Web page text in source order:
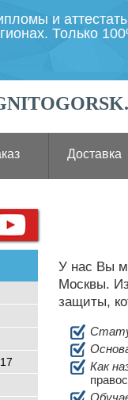
и
Только
Доставка
У нас Вы
Москвы.
защиты,
Как